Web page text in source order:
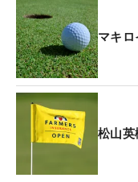
マキ
松山